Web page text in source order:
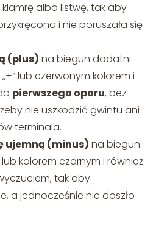
albo listwę, tak aby
i nie poruszała się
(plus) na biegun dodatni
lub czerwonym kolorem i
pierwszego oporu, bez
nie uszkodzić gwintu ani
terminala.
ujemną (minus) na biegun
kolorem czarnym i również
tak aby
a jednocześnie nie doszło